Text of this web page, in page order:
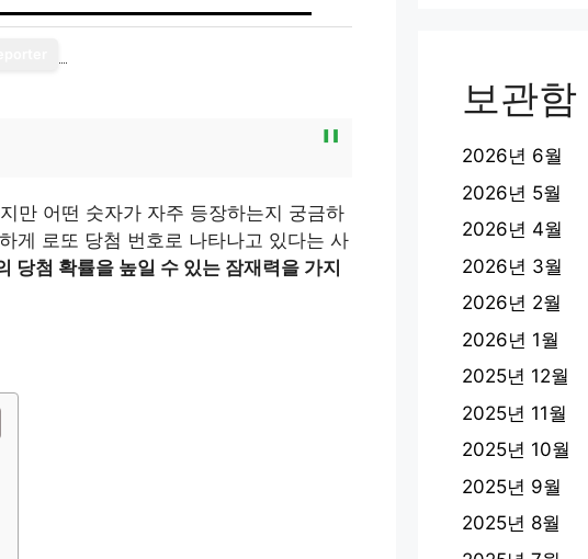
만 어떤 숫자가 자주 등장하는지 궁금하
게 로또 당첨 번호로 나타나고 있다는 사
당첨 확률을 높일 수 있는 잠재력을 가지
보관함
2026년 6월
2026년 5월
2026년 4월
2026년 3월
2026년 2월
2026년 1월
2025년 12월
2025년 11월
2025년 10월
2025년 9월
2025년 8월